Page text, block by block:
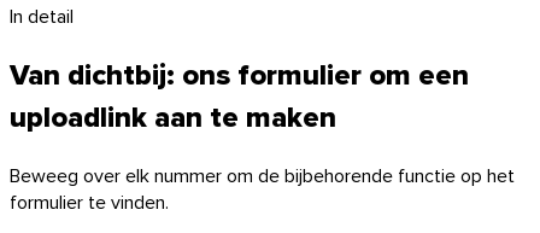
In detail
Van dichtbij: ons formulier om een
uploadlink aan te maken
Beweeg over elk nummer om de bijbehorende functie op het
formulier te vinden.